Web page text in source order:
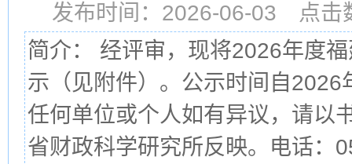
发布时间：2026-06-03 点
简介： 经评审，现将2026年度
示（见附件）。公示时间自
任何单位或个人如有异议，请以
省财政科学研究所反映。电话：